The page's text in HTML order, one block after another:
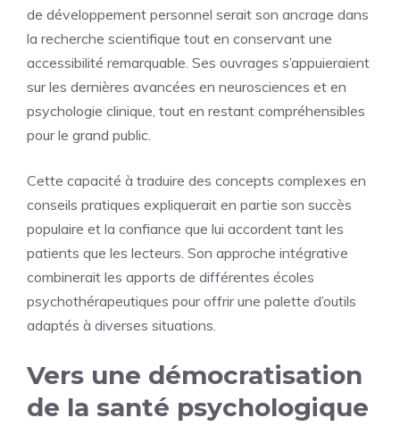
de développement personnel serait son ancrage dans
la recherche scientifique tout en conservant une
accessibilité remarquable. Ses ouvrages s’appuieraient
sur les dernières avancées en neurosciences et en
psychologie clinique, tout en restant compréhensibles
pour le grand public.
Cette capacité à traduire des concepts complexes en
conseils pratiques expliquerait en partie son succès
populaire et la confiance que lui accordent tant les
patients que les lecteurs. Son approche intégrative
combinerait les apports de différentes écoles
psychothérapeutiques pour offrir une palette d’outils
adaptés à diverses situations.
Vers une démocratisation
de la santé psychologique